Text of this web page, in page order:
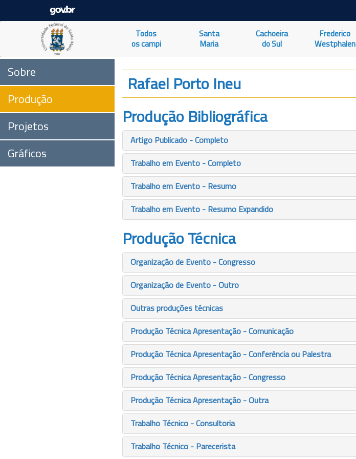
O
Todos
os campi
Santa
Maria
Cachoeira
do Sul
Frederico
Westphalen
Sobre
Produção
Projetos
Gráficos
Rafael Porto Ineu
Produção Bibliográfica
Artigo Publicado - Completo
Trabalho em Evento - Completo
Trabalho em Evento - Resumo
Trabalho em Evento - Resumo Expandido
Produção Técnica
Organização de Evento - Congresso
Organização de Evento - Outro
Outras produções técnicas
Produção Técnica Apresentação - Comunicação
Produção Técnica Apresentação - Conferência ou Palestra
Produção Técnica Apresentação - Congresso
Produção Técnica Apresentação - Outra
Trabalho Técnico - Consultoria
Trabalho Técnico - Parecerista